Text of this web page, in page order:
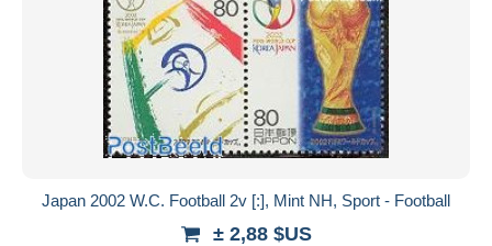
Japan 2002 W.C. Football 2v [:], Mint NH, Sport - Football
± 2,88 $US